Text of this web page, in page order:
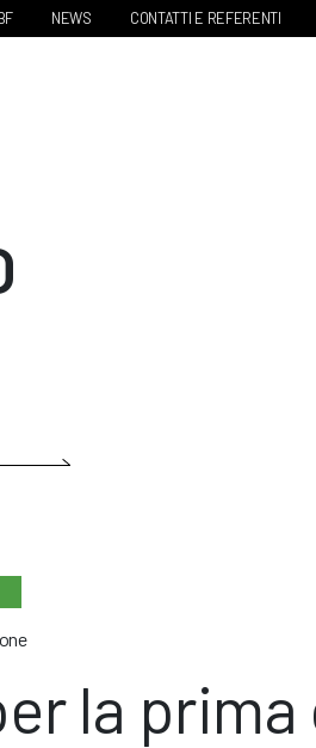
NEWS CONTATTI E REFERENTI
la prima